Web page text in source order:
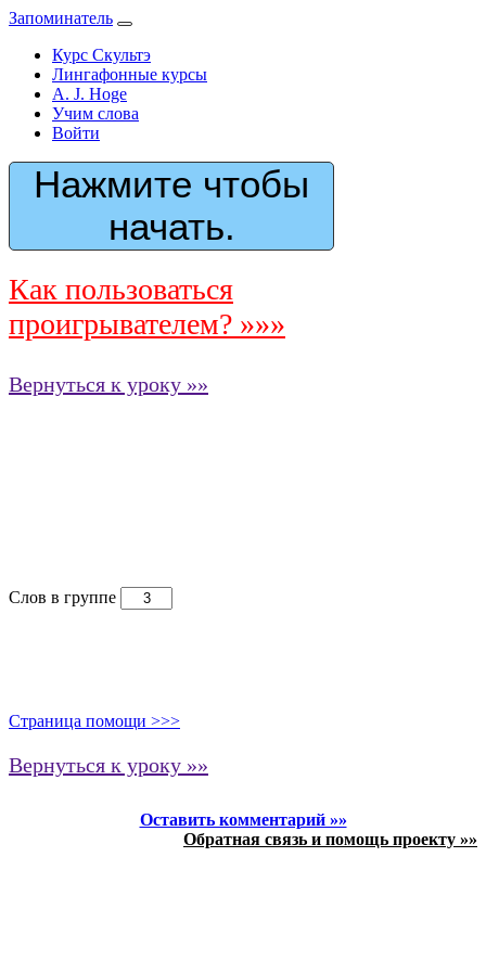
Запоминатель
Курс Скультэ
Лингафонные курсы
A. J. Hoge
Учим слова
Войти
Нажмите чтобы
начать.
Как пользоваться
проигрывателем? »»»
Вернуться к уроку »»
Слов в группе
Страница помощи >>>
Вернуться к уроку »»
Оставить комментарий »»
Обратная связь и помощь проекту »»